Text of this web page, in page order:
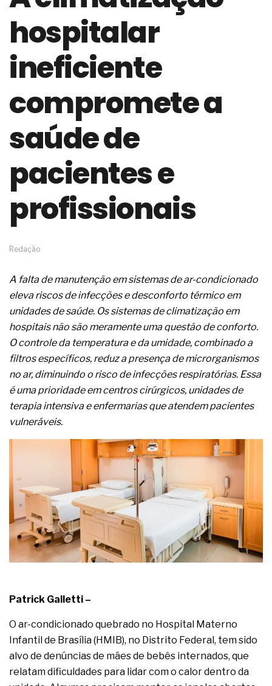
de governança das organizações
O desenho industrial ganha espaço como
estratégia competitiva nas empresas
materiais cimentícios com fibra de vidro
A próxima vantagem competitiva não está no
A IA elevou a régua do comprador B2B e a venda
complexa ficou ainda mais humana
cabos e condutores elétricos
A fabricação conforme das portas com tipologia
de giro para as saídas de emergência
A sua indústria toma decisões ou apenas reage
Os serviços de reciclagem profunda a frio in situ
com emulsão asfáltica
A prevenção clínica da coceira no ânus
Os sintomas clínicos do teratoma de ovário
crônica
As causas médicas da queda dos cabelos ou
calvície
Quando a gestão é o obstáculo para o resultado
Os procedimentos para a inspeção em estruturas
hidráulicas de concreto de obras
O movimento regular reduz em 19% o risco de
de governança das organizações
O desenho industrial ganha espaço como
estratégia competitiva nas empresas
As variações dimensionais dos produtos de
materiais cimentícios com fibra de vidro
A próxima vantagem competitiva não está no
modelo de IA
A IA elevou a régua do comprador B2B e a venda
complexa ficou ainda mais humana
hospitalar
ineficiente
compromete a
saúde de
pacientes e
profissionais
Redação
A falta de manutenção em sistemas de ar-condicionado
eleva riscos de infecções e desconforto térmico em
unidades de saúde. Os sistemas de climatização em
hospitais não são meramente uma questão de conforto.
O controle da temperatura e da umidade, combinado a
filtros específicos, reduz a presença de microrganismos
no ar, diminuindo o risco de infecções respiratórias. Essa
é uma prioridade em centros cirúrgicos, unidades de
terapia intensiva e enfermarias que atendem pacientes
vulneráveis.
Patrick Galletti –
O ar-condicionado quebrado no Hospital Materno
Infantil de Brasília (HMIB), no Distrito Federal, tem sido
alvo de denúncias de mães de bebês internados, que
relatam dificuldades para lidar com o calor dentro da